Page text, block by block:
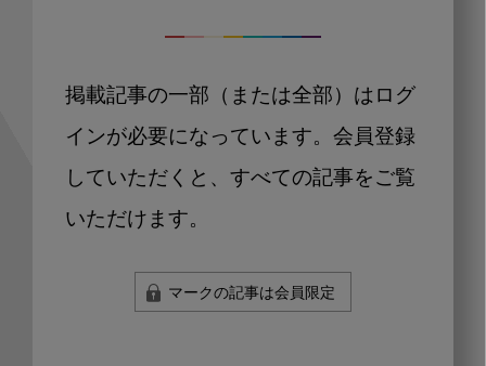
掲載記事の一部（または全部）はログ
インが必要になっています。会員登録
していただくと、すべての記事をご覧
いただけます。
マークの記事は会員限定